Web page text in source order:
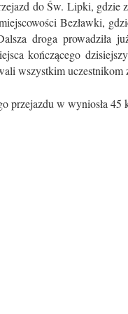
do Św. Lipki, gdzie
Bezławki,
droga prowadziła
kończącego
wszystkim uczestnikom
przejazdu w wyniosła 45